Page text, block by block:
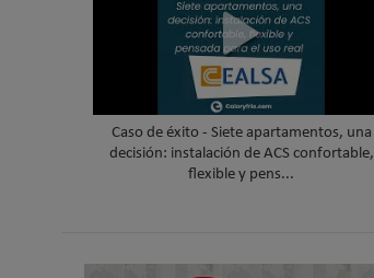
Caso de éxito - Siete apartamentos, una
decisión: instalación de ACS confortable,
flexible y pens...